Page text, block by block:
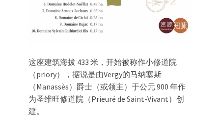
这座建筑海拔 433 米，开始被称作小修道院
（priory），据说是由Vergy的马纳塞斯
（Manassès）爵士（或领主）于公元 900 年作
为圣维旺修道院（Prieuré de Saint-Vivant）创
建。